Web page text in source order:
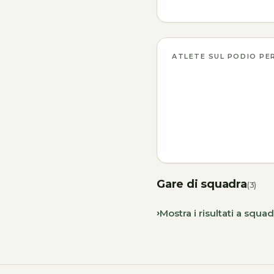
ATLETE SUL PODIO
Gare di squadra(3)
Mostra i risultati a